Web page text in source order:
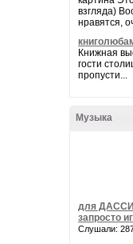
взгляда)
нравятся,
Книжная
гости
пропусти...
Музыка
для ДАССИ
запросто
Слушали: